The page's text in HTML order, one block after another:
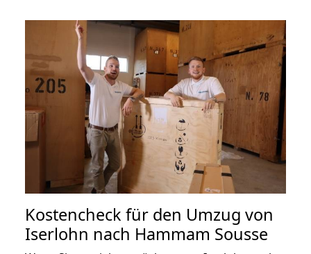
Kostencheck für den Umzug von
Iserlohn nach Hammam Sousse